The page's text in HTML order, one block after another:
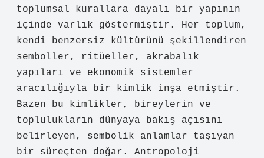
toplumsal kurallara dayalı bir yapının
içinde varlık göstermiştir. Her toplum,
kendi benzersiz kültürünü şekillendiren
semboller, ritüeller, akrabalık
yapıları ve ekonomik sistemler
aracılığıyla bir kimlik inşa etmiştir.
Bazen bu kimlikler, bireylerin ve
toplulukların dünyaya bakış açısını
belirleyen, sembolik anlamlar taşıyan
bir süreçten doğar. Antropoloji